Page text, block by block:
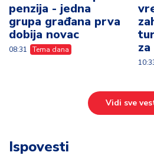
penzija - jedna
grupa građana prva
dobija novac
08:31 Tema dana
Vidi sve
Ispovesti